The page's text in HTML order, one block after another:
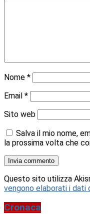
Nome *
Email *
Sito web
Salva il mio nome,
la prossima volta che
Questo sito utilizza
vengono elaborati i dati
Cronaca